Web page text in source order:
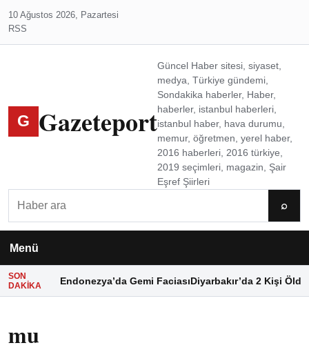
10 Ağustos 2026, Pazartesi
RSS
G Gazeteport
Güncel Haber sitesi, siyaset,
medya, Türkiye gündemi,
Sondakika haberler, Haber,
haberler, istanbul haberleri,
istanbul haber, hava durumu,
memur, öğretmen, yerel haber,
2016 haberleri, 2016 türkiye,
2019 seçimleri, magazin, Şair
Eşref Şiirleri
⌕
Menü
SON
DAKIKA
Endonezya’da Gemi FaciasıDiyarbakır’da 2 Kişi Öldü
mu